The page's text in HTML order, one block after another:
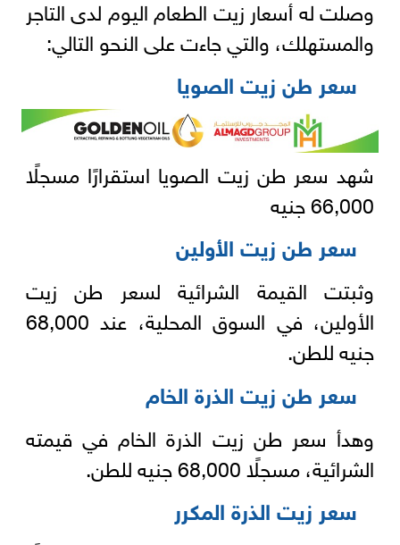
وصلت له أسعار زيت الطعام اليوم لدى التاجر
والمستهلك، والتي جاءت على النحو التالي:
سعر طن زيت الصويا
شهد سعر طن زيت الصويا استقرارًا مسجلًا
66,000 جنيه
سعر طن زيت الأولين
وثبتت القيمة الشرائية لسعر طن زيت
الأولين، في السوق المحلية، عند 68,000
جنيه للطن.
سعر طن زيت الذرة الخام
وهدأ سعر طن زيت الذرة الخام في قيمته
الشرائية، مسجلًا 68,000 جنيه للطن.
سعر زيت الذرة المكرر